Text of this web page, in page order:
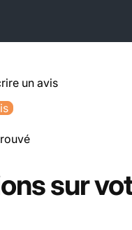
un avis
sur